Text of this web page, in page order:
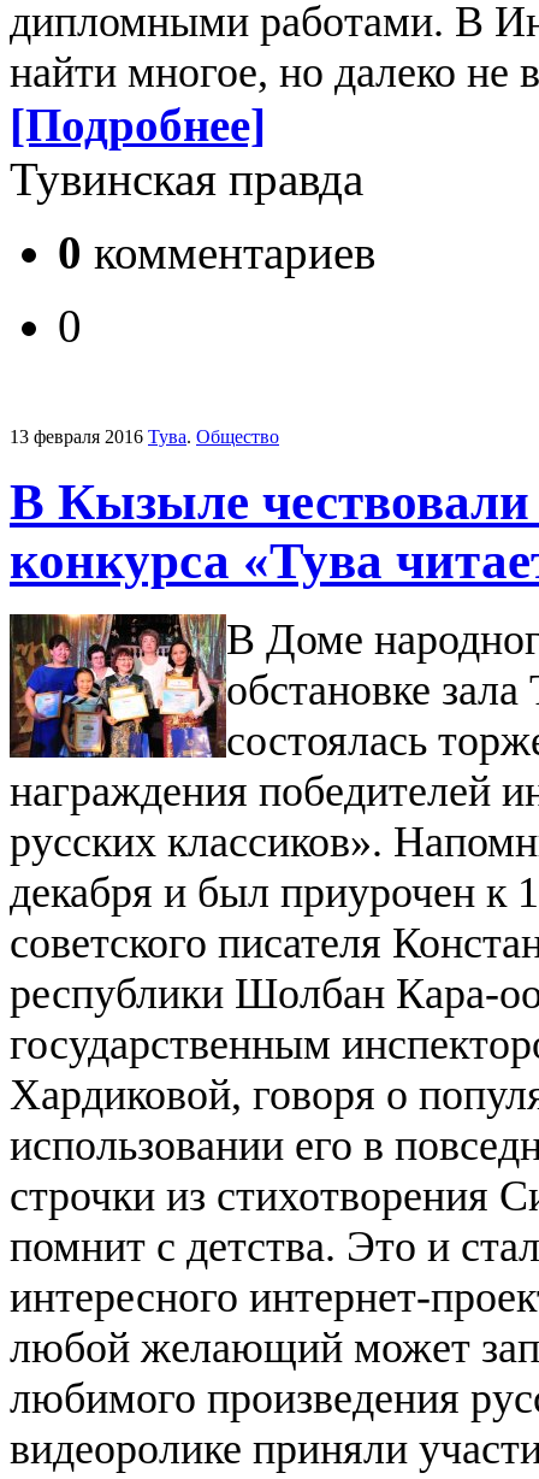
дипломными работами. В
найти многое, но далеко не
[Подробнее]
Тувинская правда
0 комментариев
0
13 февраля 2016 Тува. Общество
В Кызыле чествовали
конкурса «Тува
В Доме
обстановке
состоялась
награждения победителей
русских классиков».
декабря и был приурочен к
советского писателя
республики Шолбан Кара-
государственным
Хардиковой, говоря о
использовании его в
строчки из стихотворения
помнит с детства. Это и
интересного интернет-
любой желающий может
любимого произведения
видеоролике приняли